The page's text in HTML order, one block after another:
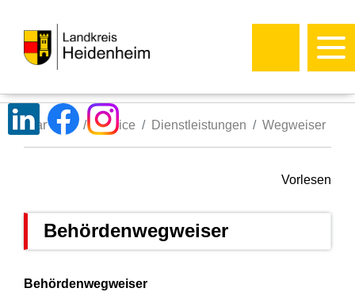
Startseite Service Dienstleistungen Wegweiser
Vorlesen
Behördenwegweiser
Behördenwegweiser